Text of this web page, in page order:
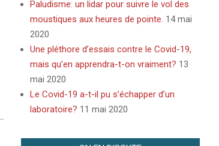
Paludisme: un lidar pour suivre le vol des
moustiques aux heures de pointe. 14 mai
2020
Une pléthore d’essais contre le Covid-19,
mais qu’en apprendra-t-on vraiment? 13
mai 2020
Le Covid-19 a-t-il pu s’échapper d’un
laboratoire? 11 mai 2020